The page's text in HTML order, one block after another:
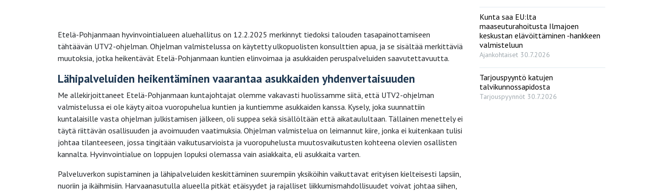
Etelä-Pohjanmaan hyvinvointialueen aluehallitus on 12.2.2025 merkinnyt tiedoksi talouden tasapainottamiseen
tähtäävän UTV2-ohjelman. Ohjelman valmistelussa on käytetty ulkopuolisten konsulttien apua, ja se sisältää merkittäviä
muutoksia, jotka heikentävät Etelä-Pohjanmaan kuntien elinvoimaa ja asukkaiden peruspalveluiden saavutettavuutta.
Lähipalveluiden heikentäminen vaarantaa asukkaiden yhdenvertaisuuden
Me allekirjoittaneet Etelä-Pohjanmaan kuntajohtajat olemme vakavasti huolissamme siitä, että UTV2-ohjelman
valmistelussa ei ole käyty aitoa vuoropuhelua kuntien ja kuntiemme asukkaiden kanssa. Kysely, joka suunnattiin
kuntalaisille vasta ohjelman julkistamisen jälkeen, oli suppea sekä sisällöltään että aikataulultaan. Tällainen menettely ei
täytä riittävän osallisuuden ja avoimuuden vaatimuksia. Ohjelman valmistelua on leimannut kiire, jonka ei kuitenkaan tulisi
johtaa tilanteeseen, jossa tingitään vaikutusarvioista ja vuoropuhelusta muutosvaikutusten kohteena olevien osallisten
kannalta. Hyvinvointialue on loppujen lopuksi olemassa vain asiakkaita, eli asukkaita varten.
Palveluverkon supistaminen ja lähipalveluiden keskittäminen suurempiin yksiköihin vaikuttavat erityisen kielteisesti lapsiin,
nuoriin ja ikäihmisiin. Harvaanasutulla alueella pitkät etäisyydet ja rajalliset liikkumismahdollisuudet voivat johtaa siihen,
Kunta saa EU:lta
maaseuturahoitusta Ilmajoen
keskustan elävöittäminen -hankkeen
valmisteluun
Ajankohtaiset 30.7.2026
Tarjouspyyntö katujen
talvikunnossapidosta
Tarjouspyynnöt 30.7.2026